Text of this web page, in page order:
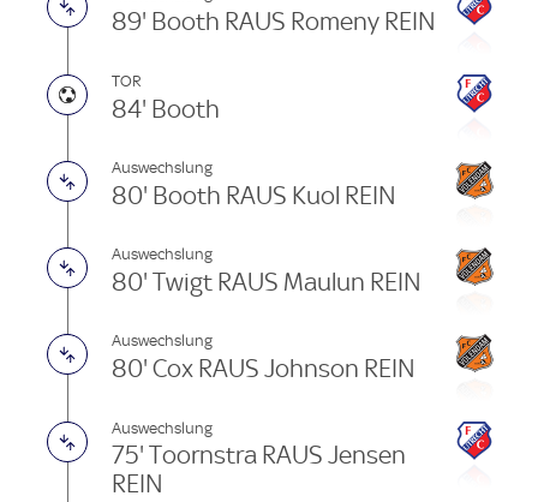
89' Booth RAUS Romeny REIN
TOR
84' Booth
Auswechslung
80' Booth RAUS Kuol REIN
Auswechslung
80' Twigt RAUS Maulun REIN
Auswechslung
80' Cox RAUS Johnson REIN
Auswechslung
75' Toornstra RAUS Jensen
REIN